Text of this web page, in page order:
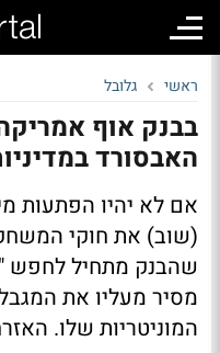
ראשי גלובל
בבנק אוף
האבסורד
אם לא יהיו הפתעות
(שוב) את חוקי
שהבנק מתחיל לחפש
מסיר מעליו את
המוניטריות שלו.